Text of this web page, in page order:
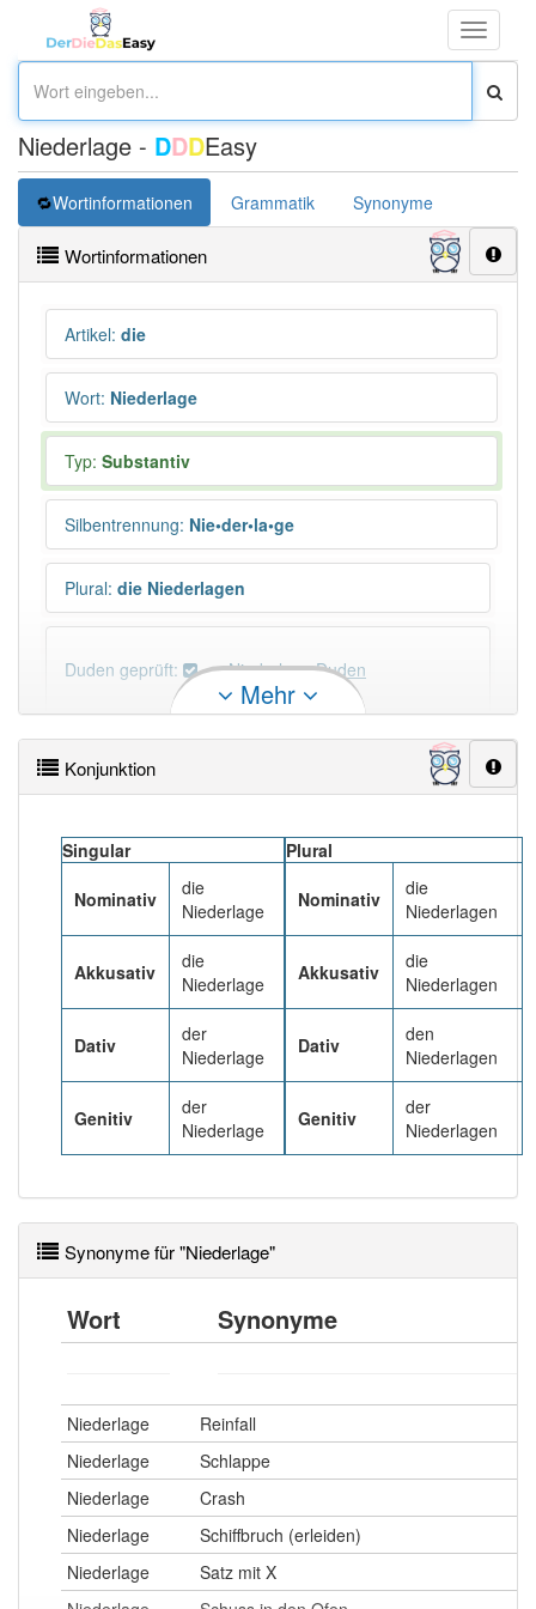
Toggle
Niederlage - DDDEasy
Wortinformationen Grammatik Synonyme
Wortinformationen
Artikel: die
Wort: Niederlage
Typ: Substantiv
Silbentrennung: Nie•der•la•ge
Plural: die Niederlagen
Duden geprüft: Niederlage Duden
PowerIndex:241
Häufigkeit: 6 von 10
Wörter mit Endung-niederlage
Wörter mit Endung-niederlage
aber mit einem
anderen Artikeldie: 0
92% unserer Spielapp-Nutzer haben den Artikel
Mehr
Konjunktion
Singular
Nominativ
die
Niederlage
Akkusativ
die
Niederlage
Dativ
der
Niederlage
Genitiv
der
Niederlage
Plural
Nominativ
die
Niederlagen
Akkusativ
die
Niederlagen
Dativ
den
Niederlagen
Genitiv
der
Niederlagen
Synonyme für "Niederlage"
Wort Synonyme
Niederlage
Reinfall
Niederlage
Schlappe
Niederlage
Crash
Niederlage
Schiffbruch (erleiden)
Niederlage
Satz mit X